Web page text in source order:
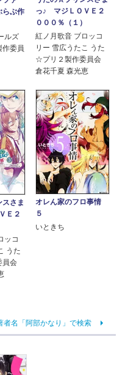
ぶ作
ルズ
作委員
っ♪ マジＬＯＶＥ２
０００％（１）
紅ノ月歌音 ブロッコ
リー 雪広うたこ うた
☆プリ２製作委員会
倉花千夏 森光恵
さま
Ｅ２
ッコ
うた
員会
オレん家のフロ事情
５
いときち
者名「阿部かなり」で検索